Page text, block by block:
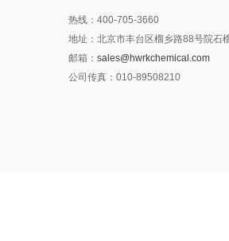
热线： 400-705-3660
地址： 北京市丰台区榴乡路88号院石
邮箱： sales@hwrkchemical.com
公司传真： 010-89508210